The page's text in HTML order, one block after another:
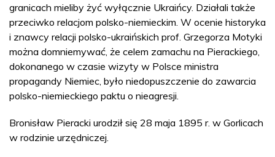
granicach mieliby żyć wyłącznie Ukraińcy. Działali także
przeciwko relacjom polsko-niemieckim. W ocenie historyka
i znawcy relacji polsko-ukraińskich prof. Grzegorza Motyki
można domniemywać, że celem zamachu na Pierackiego,
dokonanego w czasie wizyty w Polsce ministra
propagandy Niemiec, było niedopuszczenie do zawarcia
polsko-niemieckiego paktu o nieagresji.
Bronisław Pieracki urodził się 28 maja 1895 r. w Gorlicach
w rodzinie urzędniczej.